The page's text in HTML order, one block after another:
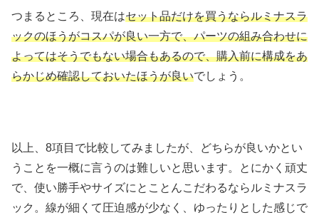
つまるところ、現在はセット品だけを買うならルミナスラ
ックのほうがコスパが良い一方で、パーツの組み合わせに
よってはそうでもない場合もあるので、購入前に構成をあ
らかじめ確認しておいたほうが良いでしょう。
以上、8項目で比較してみましたが、どちらが良いかとい
うことを一概に言うのは難しいと思います。とにかく頑丈
で、使い勝手やサイズにとことんこだわるならルミナスラ
ック。線が細くて圧迫感が少なく、ゆったりとした感じで